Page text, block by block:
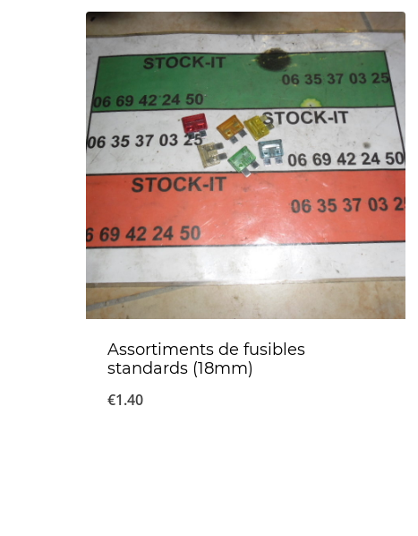
Assortiments de fusibles
standards (18mm)
€1.40